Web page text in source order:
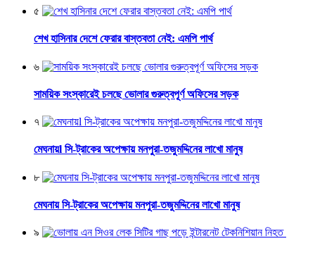
৫
শেখ হাসিনার দেশে ফেরার বাস্তবতা নেই: এমপি পার্থ
৬
সাময়িক সংস্কারেই চলছে ভোলার গুরুত্বপূর্ণ অফিসের সড়ক
৭
মেঘনায়l সি-ট্রাকের অপেক্ষায় মনপুরা-তজুমদ্দিনের লাখো মানুষ
৮
মেঘনায় সি-ট্রাকের অপেক্ষায় মনপুরা-তজুমদ্দিনের লাখো মানুষ
৯